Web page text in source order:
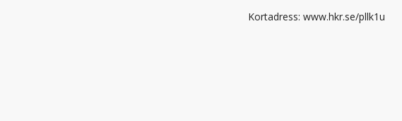
Kortadress: www.hkr.se/pllk1u